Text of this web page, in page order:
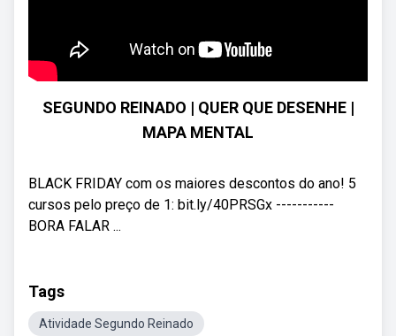
SEGUNDO REINADO | QUER QUE DESENHE |
MAPA MENTAL
BLACK FRIDAY com os maiores descontos do ano! 5
cursos pelo preço de 1: bit.ly/40PRSGx -----------
BORA FALAR ...
Tags
Atividade Segundo Reinado